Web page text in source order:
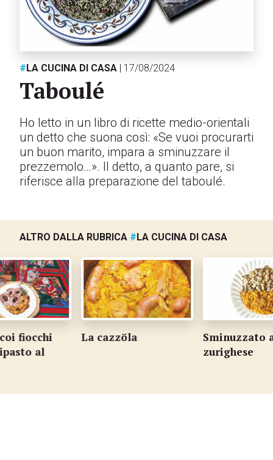
#LA CUCINA DI CASA | 17/08/2024
Taboulé
Ho letto in un libro di ricette medio-orientali
un detto che suona così: «Se vuoi procurarti
un buon marito, impara a sminuzzare il
prezzemolo…». Il detto, a quanto pare, si
riferisce alla preparazione del taboulé.
ALTRO DALLA RUBRICA #LA CUCINA DI CASA
fiocchi
al
La cazzöla
Sminuzzato
zurighese